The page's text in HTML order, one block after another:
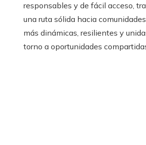
responsables y de fácil acceso,
una ruta sólida hacia comunidades
más dinámicas, resilientes y
torno a oportunidades